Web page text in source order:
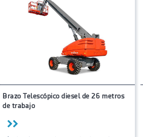
Brazo Telescópico diesel de 26 metros
de trabajo